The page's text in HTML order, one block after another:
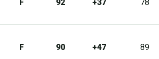
F 92 +37 78
F 90 +47 89